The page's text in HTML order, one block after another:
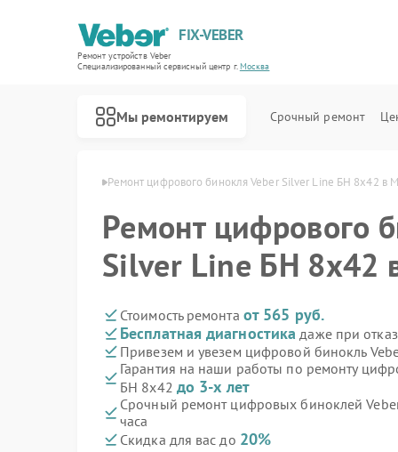
FIX-VEBER
Ремонт устройств Veber
Специализированный cервисный центр г.Москва
Мы ремонтируем Срочный ремонт
Ремонт цифрового бинокля Veber Silver Line БН 8x42 в
Ремонт цифрового
Silver Line БН 8x42
Стоимость ремонта от 565 руб.
Бесплатная диагностика даже при
Привезем и увезем цифровой бинокль
Гарантия на наши работы по ремонту
БН 8x42 до 3-х лет
Срочный ремонт цифровых биноклей
часа
Скидка для вас до 20%